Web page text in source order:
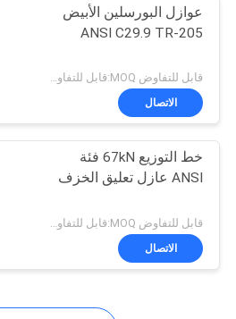
عوازل بكرة
14
عوازل البورسلين الأبيض
ANSI C29.9 TR-205
قابل للتفاوض MOQ:قابل للتفاوض
الاتصال
خط التوزيع 67kN فئة
ANSI عازل تعليق الخزف
قابل للتفاوض MOQ:قابل للتفاوض
الاتصال